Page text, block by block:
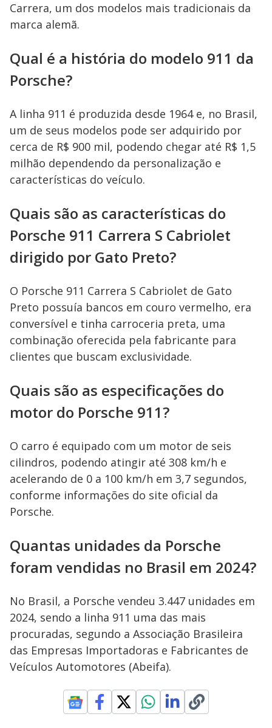
Carrera, um dos modelos mais tradicionais da
marca alemã.
Qual é a história do modelo 911 da
Porsche?
A linha 911 é produzida desde 1964 e, no Brasil,
um de seus modelos pode ser adquirido por
cerca de R$ 900 mil, podendo chegar até R$ 1,5
milhão dependendo da personalização e
características do veículo.
Quais são as características do
Porsche 911 Carrera S Cabriolet
dirigido por Gato Preto?
O Porsche 911 Carrera S Cabriolet de Gato
Preto possuía bancos em couro vermelho, era
conversível e tinha carroceria preta, uma
combinação oferecida pela fabricante para
clientes que buscam exclusividade.
Quais são as especificações do
motor do Porsche 911?
O carro é equipado com um motor de seis
cilindros, podendo atingir até 308 km/h e
acelerando de 0 a 100 km/h em 3,7 segundos,
conforme informações do site oficial da
Porsche.
Quantas unidades da Porsche
foram vendidas no Brasil em 2024?
No Brasil, a Porsche vendeu 3.447 unidades em
2024, sendo a linha 911 uma das mais
procuradas, segundo a Associação Brasileira
das Empresas Importadoras e Fabricantes de
Veículos Automotores (Abeifa).